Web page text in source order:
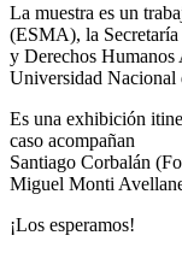
La muestra es un
(ESMA), la
y Derechos Humanos
Universidad Nacional
Es una exhibición
caso acompañan
Santiago Corbalán
Miguel Monti
¡Los esperamos!